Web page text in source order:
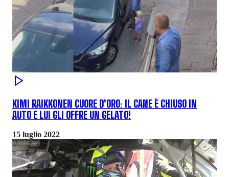
KIMI RAIKKONEN CUORE D'ORO: IL CANE È CHIUSO IN
AUTO E LUI GLI OFFRE UN GELATO!
15 luglio 2022